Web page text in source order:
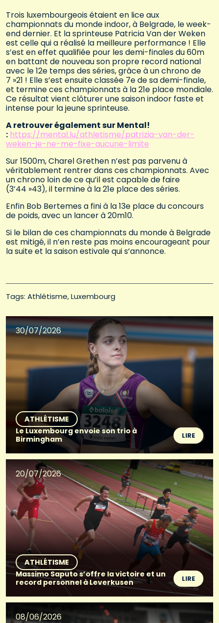
Trois luxembourgeois étaient en lice aux
championnats du monde indoor, à Belgrade, le week-
end dernier. Et la sprinteuse Patricia Van der Weken
est celle qui a réalisé la meilleure performance ! Elle
s’est en effet qualifiée pour les demi-finales du 60m
en battant de nouveau son propre record national
avec le 12e temps des séries, grâce à un chrono de
7 »21 ! Elle s’est ensuite classée 7e de sa demi-finale,
et termine ces championnats à la 21e place mondiale.
Ce résultat vient clôturer une saison indoor faste et
intense pour la jeune sprinteuse.
A retrouver également sur Mental!
: https://mental.lu/athletisme/patrizia-van-der-
weken-je-ne-me-fixe-aucune-limite
Sur 1500m, Charel Grethen n’est pas parvenu à
véritablement rentrer dans ces championnats. Avec
un chrono loin de ce qu’il est capable de faire
(3’44 »43), il termine à la 21e place des séries.
Enfin Bob Bertemes a fini à la 13e place du concours
de poids, avec un lancer à 20m10.
Si le bilan de ces championnats du monde à Belgrade
est mitigé, il n’en reste pas moins encourageant pour
la suite et la saison estivale qui s’annonce.
Tags: Athlétisme Luxembourg
30/07/2026
ATHLÉTISME
Le Luxembourg envoie son trio à
Birmingham
LIRE
20/07/2026
ATHLÉTISME
Massimo Saputo s’offre la victoire et un
record personnel à Leverkusen
LIRE
08/06/2026